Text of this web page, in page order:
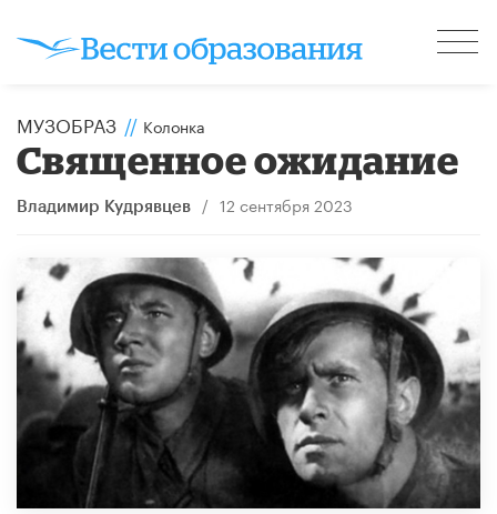
МУЗОБРАЗ // Колонка
Священное ожидание
Владимир Кудрявцев / 12 сентября 2023